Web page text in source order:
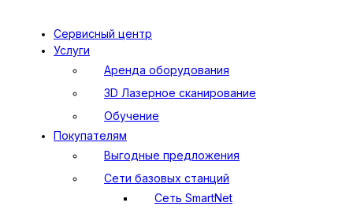
Сервисный центр
Услуги
Аренда оборудования
3D Лазерное сканирование
Обучение
Покупателям
Выгодные предложения
Сети базовых станций
Сеть SmartNet